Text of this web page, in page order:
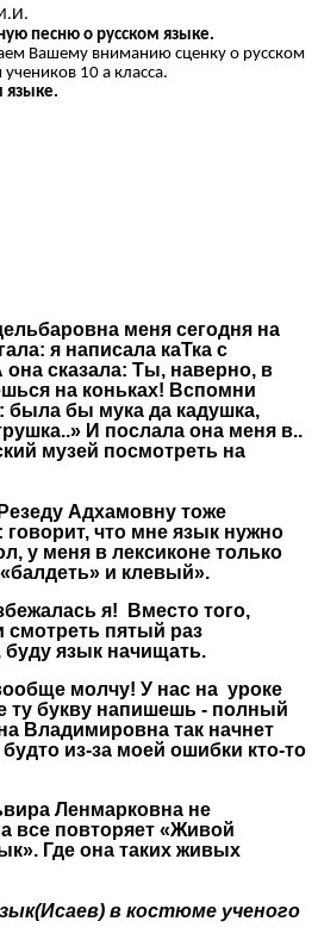
песню о русском языке.
Вашему вниманию сценку о русском
10 а класса.
языке.
меня сегодня на
я написала каТка с
сказала: Ты, наверно, в
на коньках! Вспомни
была бы мука да кадушка,
И послала она меня в..
музей посмотреть на
Адхамовну тоже
говорит, что мне язык нужно
у меня в лексиконе только
и клевый».
я! Вместо того,
смотреть пятый раз
буду язык начищать.
молчу! У нас на уроке
ту букву напишешь - полный
Владимировна так начнет
будто из-за моей ошибки кто-то
Ленмарковна не
а все повторяет «Живой
Где она таких живых
в костюме ученого